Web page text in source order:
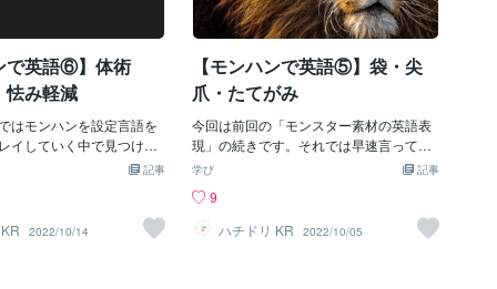
で英語⑥】体術
み軽減
はモンハンを設定言語を
イしていく中で見つけ
な・勉強になるなと思う
。取り上げるのは、体
怯み軽減です。 体術 con
記事
2022/10/14
【モンハンで英語⑤】袋・尖
爪・たてがみ
今回は前回の「モンスター素材の英語表
現」の続きです。それでは早速言ってみ
ましょう！ 袋 sac 「鳴き袋」とかの袋
sac 「嚢(のう)」という、一見「？」な感
じですが、嚢(のう)とはつまり「袋」と
いう意味のようです。 ちなみに上位素材
記事
学び
9
ハチドリ KR
2022/10/05